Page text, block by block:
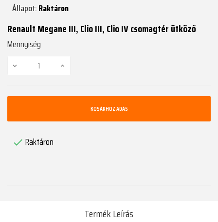
Állapot:Raktáron
Renault Megane III, Clio III, Clio IV csomagtér ütköző
Mennyiség
KOSÁRHOZ ADÁS
 Raktáron
Termék Leírás